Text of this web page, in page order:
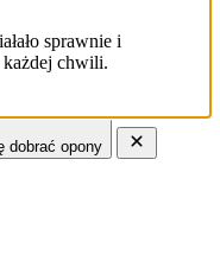
sprawnie i
każdej chwili.
dobrać opony